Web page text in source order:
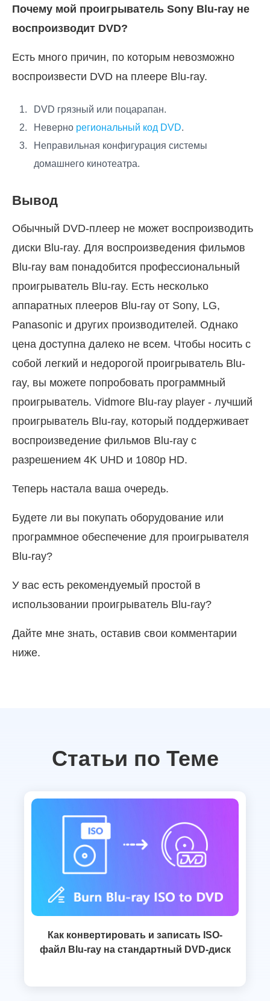
Почему мой проигрыватель Sony Blu-ray не
воспроизводит DVD?
Есть много причин, по которым невозможно
воспроизвести DVD на плеере Blu-ray.
DVD грязный или поцарапан.
Неверно региональный код DVD.
Неправильная конфигурация системы
домашнего кинотеатра.
Вывод
Обычный DVD-плеер не может воспроизводить
диски Blu-ray. Для воспроизведения фильмов
Blu-ray вам понадобится профессиональный
проигрыватель Blu-ray. Есть несколько
аппаратных плееров Blu-ray от Sony, LG,
Panasonic и других производителей. Однако
цена доступна далеко не всем. Чтобы носить с
собой легкий и недорогой проигрыватель Blu-
ray, вы можете попробовать программный
проигрыватель. Vidmore Blu-ray player - лучший
проигрыватель Blu-ray, который поддерживает
воспроизведение фильмов Blu-ray с
разрешением 4K UHD и 1080p HD.
Теперь настала ваша очередь.
Будете ли вы покупать оборудование или
программное обеспечение для проигрывателя
Blu-ray?
У вас есть рекомендуемый простой в
использовании проигрыватель Blu-ray?
Дайте мне знать, оставив свои комментарии
ниже.
Статьи по Теме
Как конвертировать и записать ISO-
файл Blu-ray на стандартный DVD-диск